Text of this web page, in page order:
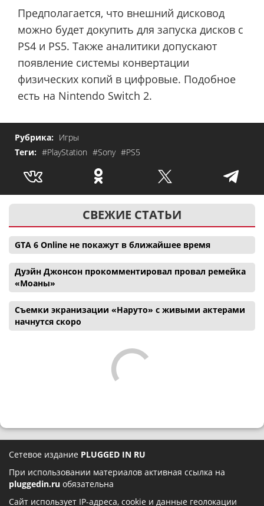
Предполагается, что внешний дисковод
можно будет докупить для запуска дисков с
PS4 и PS5. Также аналитики допускают
появление системы конвертации
физических копий в цифровые. Подобное
есть на Nintendo Switch 2.
Рубрика: Игры
Теги: #PlayStation #Sony #PS5
СВЕЖИЕ СТАТЬИ
GTA 6 Online не покажут в ближайшее время
Дуэйн Джонсон прокомментировал провал ремейка
«Моаны»
Съемки экранизации «Наруто» с живыми актерами
начнутся скоро
Сетевое издание PLUGGED IN RU
При использовании материалов активная ссылка на
pluggedin.ru обязательна
Сайт использует IP-адреса, cookie и данные геолокации